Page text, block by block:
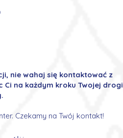
nie wahaj się kontaktować z
Ci na każdym kroku Twojej drogi
Czekamy na Twój kontakt!